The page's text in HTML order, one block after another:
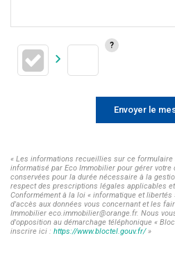
Envoyer le
« Les informations recueillies sur ce
informatisé par Eco Immobilier pour gérer votre
conservées pour la durée nécessaire à la
respect des prescriptions légales applicables
Conformément à la loi « informatique et libertés
d'accès aux données vous concernant et les
Immobilier eco.immobilier@orange.fr. Nous
d'opposition au démarchage téléphonique «
inscrire ici : https://www.bloctel.gouv.fr/»